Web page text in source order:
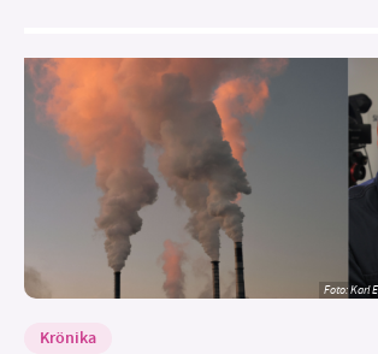
Foto:Karl
Krönika